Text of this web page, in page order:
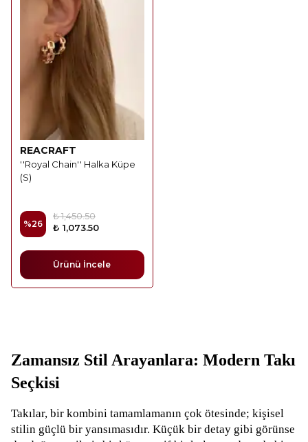
REACRAFT
''Royal Chain'' Halka Küpe
(S)
%26
₺ 1,450.50
₺ 1,073.50
Ürünü İncele
Zamansız Stil Arayanlara: Modern Takı
Seçkisi
Takılar, bir kombini tamamlamanın çok ötesinde; kişisel
stilin güçlü bir yansımasıdır. Küçük bir detay gibi görünse